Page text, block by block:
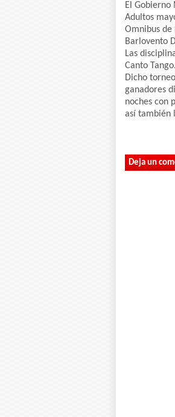
El
Adultos
Omnibus de
Barlovento
Las
Canto Tango.
Dicho
ganadores
noches con
así también
Deja un